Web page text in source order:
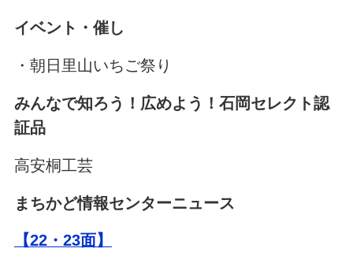
イベント・催し
・朝日里山いちご祭り
みんなで知ろう！広めよう！石岡セレクト認
証品
高安桐工芸
まちかど情報センターニュース
【22・23面】